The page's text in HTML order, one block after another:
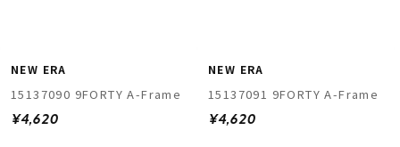
NEW ERA
15137090 9FORTY A-Frame
¥4,620
NEW ERA
15137091 9FORTY A-Frame
¥4,620